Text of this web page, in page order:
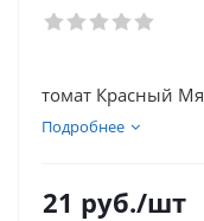
томат Красный
Подробнее
21 руб./шт